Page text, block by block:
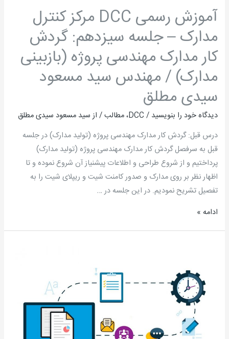
آموزش رسمی DCC مرکز کنترل
مدارک – جلسه سیزدهم: گردش
کار مدارک مهندسی پروژه (بازبینی
مدارک) / مهندس سید مسعود
سیدی مطلق
دیدگاه‌ خود را بنویسید /
DCC،مطالب/ ازسید مسعود سیدی مطلق
درس قبل: گردش کار مدارک مهندسی پروژه (تولید مدارک) در جلسه
قبل به سرفصل گردش کار مدارک مهندسی پروژه (تولید مدارک)
پرداختیم و از شروع طراحی و اطلاعات پیش­نیاز آن شروع نموده و تا
اظهار نظر بر روی مدارک و صدور کامنت شیت و ریپلای شیت را به
تفصیل تشریح نمودیم. در این جلسه در …
مدارک
مهندسی
پروژه
(بازبینی
مدارک)
/
مهندس
سید
مسعود
سیدی
مطلق
ادامه »